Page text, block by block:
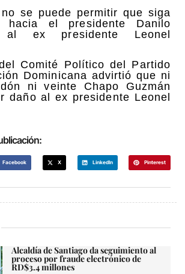
se puede permitir que siga
hacia el presidente Danilo
ex presidente Leonel
Comité Político del Partido
Dominicana advirtió que ni
ni veinte Chapo Guzmán
daño al ex presidente Leonel
Facebook X LinkedIn Pinterest
Alcaldía de Santiago da seguimiento al
proceso por fraude electrónico de
RD$3.4 millones